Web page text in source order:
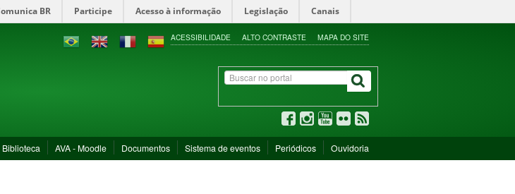
BR Participe Acesso à informação Legislação Canais
ACESSIBILIDADE ALTO CONTRASTE MAPA DO SITE
Biblioteca AVA - Moodle Documentos Sistema de eventos Periódicos Ouvidoria